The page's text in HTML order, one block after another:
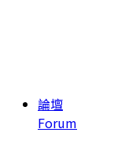
論壇
Forum